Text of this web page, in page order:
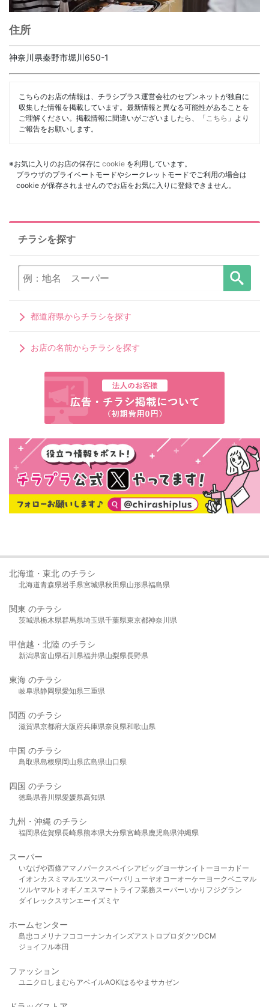
住所
神奈川県秦野市堀川650-1
こちらのお店の情報は、チラシプラス運営会社のセブンネットが独自に
収集した情報を掲載しています。最新情報と異なる可能性があることを
ご理解ください。掲載情報に間違いがございましたら、「 こちら 」より
ご報告をお願いします。
※お気に入りのお店の保存に cookie を利用しています。
ブラウザのプライベートモードやシークレットモードでご利用の場合は
cookie が保存されませんのでお店をお気に入りに登録できません。
チラシを探す
都道府県からチラシを探す
お店の名前からチラシを探す
北海道・東北 のチラシ
北海道青森県岩手県宮城県秋田県山形県福島県
関東 のチラシ
茨城県栃木県群馬県埼玉県千葉県東京都神奈川県
甲信越・北陸 のチラシ
新潟県富山県石川県福井県山梨県長野県
東海 のチラシ
岐阜県静岡県愛知県三重県
関西 のチラシ
滋賀県京都府大阪府兵庫県奈良県和歌山県
中国 のチラシ
鳥取県島根県岡山県広島県山口県
四国 のチラシ
徳島県香川県愛媛県高知県
九州・沖縄 のチラシ
福岡県佐賀県長崎県熊本県大分県宮崎県鹿児島県沖縄県
スーパー
いなげや西條アマノパークスベイシア ビッグヨーサンイトーヨーカドー
イオンカスミ マルエツスーパーバリューヤオコーオーケー ヨークベニマル
ツルヤマルト オギノ エスマート ライフ業務スーパーいかり フジグラン
ダイレックスサンエーイズミヤ
ホームセンター
島忠 コメリ ナフコ コーナンカインズアストロプロダクツDCM
ジョイフル本田
ファッション
ユニクロ しまむら アベイルAOKIはるやま サカゼン